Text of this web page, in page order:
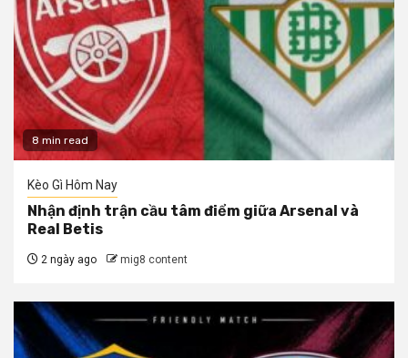
8 min read
Kèo Gì Hôm Nay
Nhận định trận cầu tâm điểm giữa Arsenal và
Real Betis
2 ngày ago mig8 content